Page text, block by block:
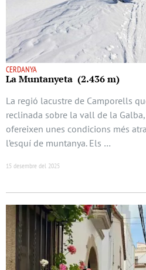
CERDANYA
La Muntanyeta (2.436 m)
La regió lacustre de Camporells
reclinada sobre la vall de la
ofereixen unes condicions més
l’esquí de muntanya. Els …
15 desembre del 2025